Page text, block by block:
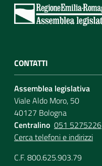
CONTATTI
Assemblea legislativa
Viale Aldo Moro, 50
40127 Bologna
Centralino 051 5275226
Cerca telefoni e indirizzi
C.F. 800.625.903.79